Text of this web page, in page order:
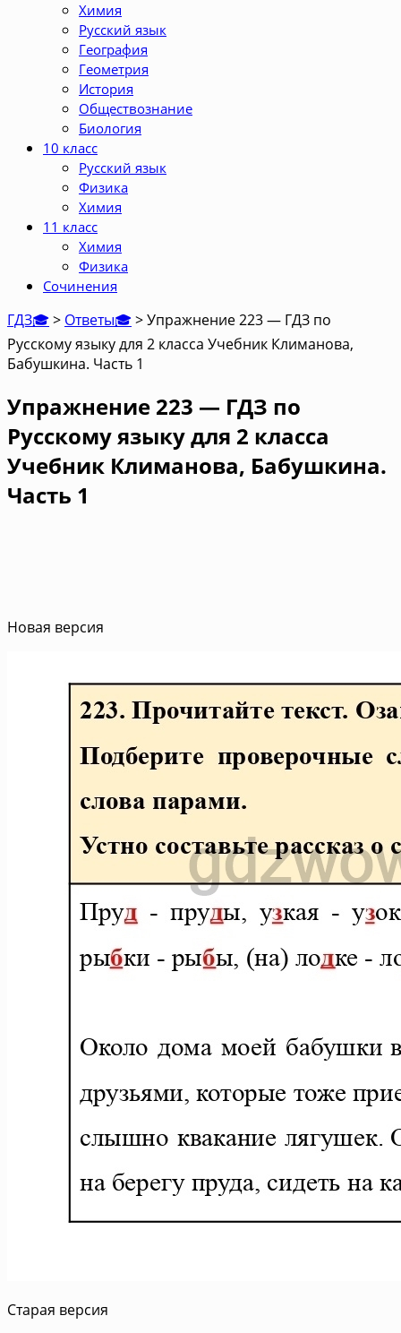
Химия
Русский язык
География
Геометрия
История
Обществознание
Биология
10 класс
Русский язык
Физика
Химия
11 класс
Химия
Физика
Сочинения
ГДЗ🎓> Ответы🎓>Упражнение 223 — ГДЗ по
Русскому языку для 2 класса Учебник Климанова,
Бабушкина. Часть 1
Упражнение 223 — ГДЗ по
Русскому языку для 2 класса
Учебник Климанова, Бабушкина.
Часть 1
Новая версия
Старая версия